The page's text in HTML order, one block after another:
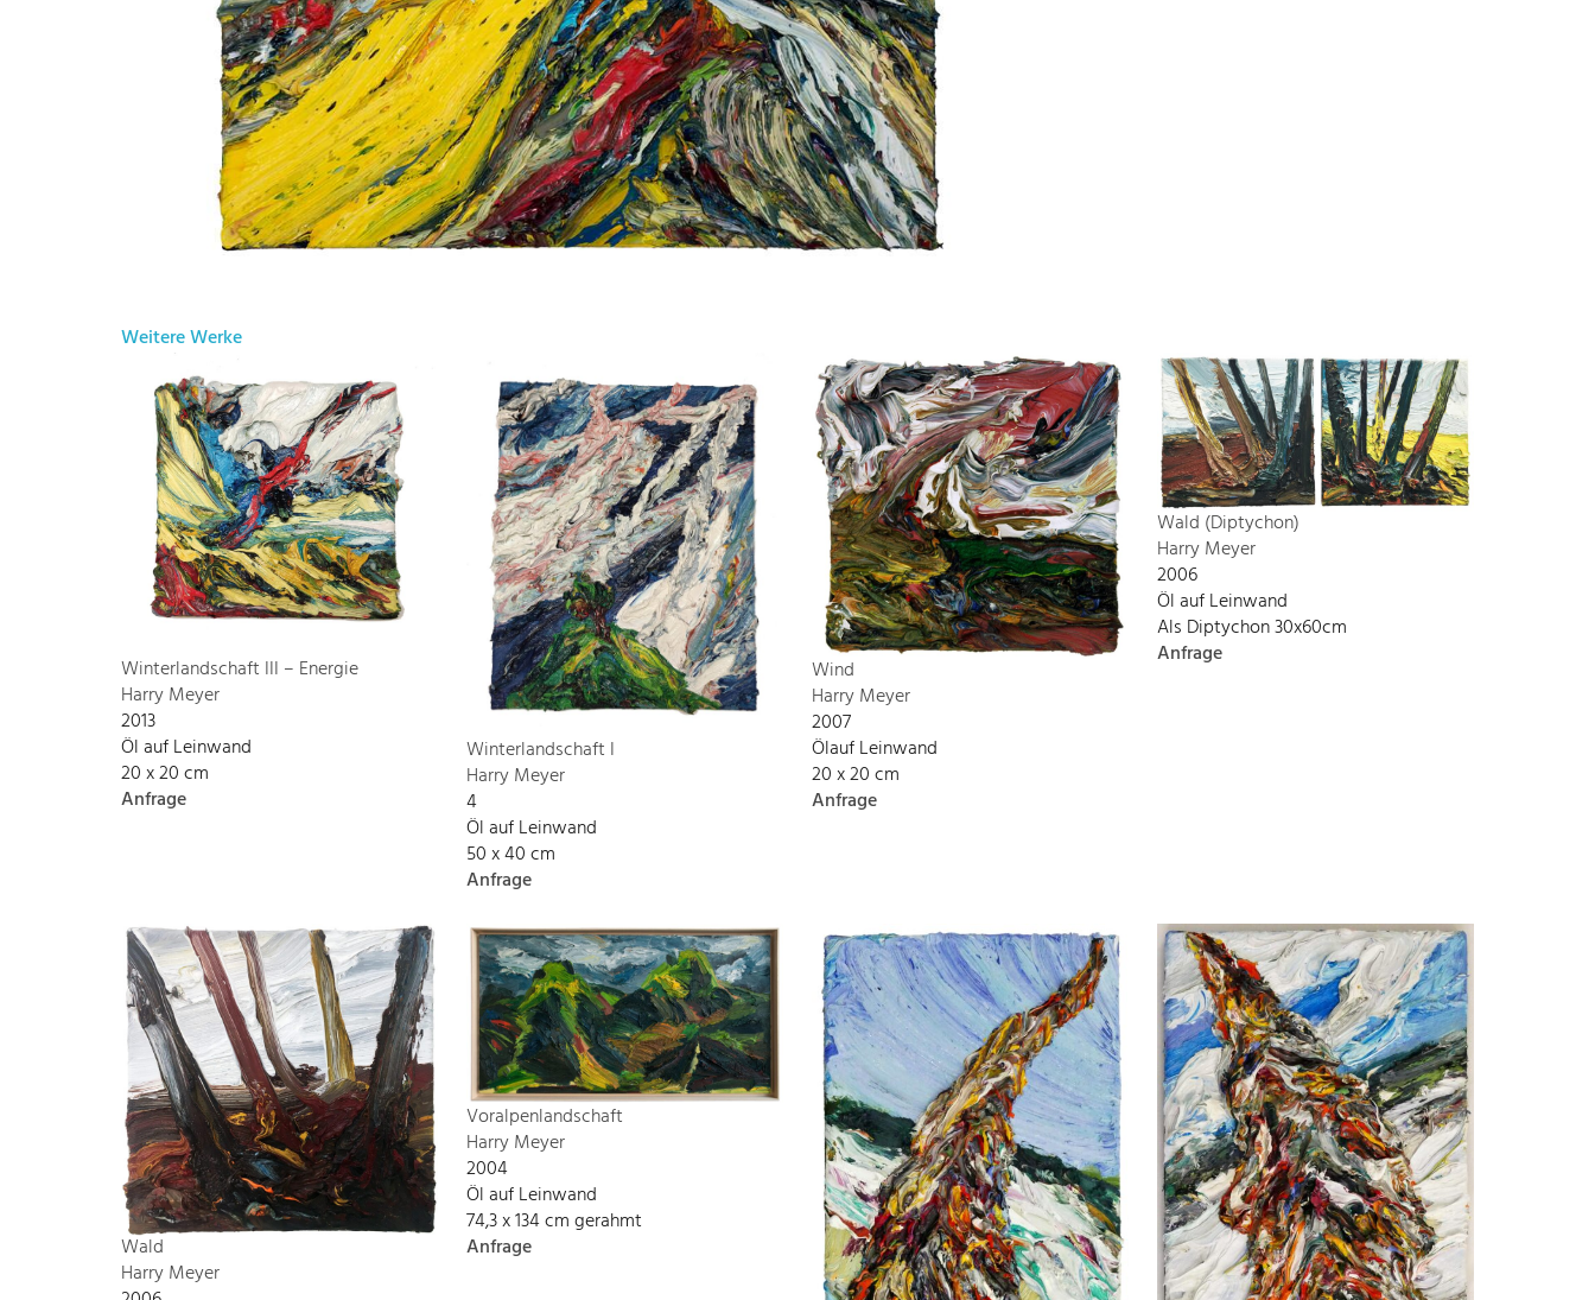
Weitere Werke
Winterlandschaft III – Energie
Harry Meyer
2013
Öl auf Leinwand
20 x 20 cm
Anfrage
Winterlandschaft I
Harry Meyer
4
Öl auf Leinwand
50 x 40 cm
Anfrage
Wind
Harry Meyer
2007
Ölauf Leinwand
20 x 20 cm
Anfrage
Wald (Diptychon)
Harry Meyer
2006
Öl auf Leinwand
Als Diptychon 30x60cm
Anfrage
Wald
Harry Meyer
Voralpenlandschaft
Harry Meyer
2004
Öl auf Leinwand
74,3 x 134 cm gerahmt
Anfrage